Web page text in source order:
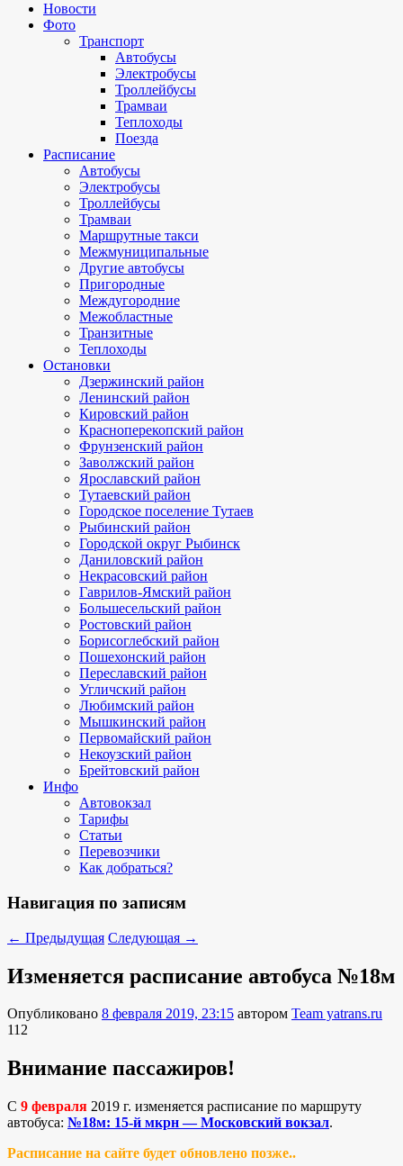
Новости
Фото
Транспорт
Автобусы
Электробусы
Троллейбусы
Трамваи
Теплоходы
Поезда
Расписание
Автобусы
Электробусы
Троллейбусы
Трамваи
Маршрутные такси
Межмуниципальные
Другие автобусы
Пригородные
Междугородние
Межобластные
Транзитные
Теплоходы
Остановки
Дзержинский район
Ленинский район
Кировский район
Красноперекопский район
Фрунзенский район
Заволжский район
Ярославский район
Тутаевский район
Городское поселение Тутаев
Рыбинский район
Городской округ Рыбинск
Даниловский район
Некрасовский район
Гаврилов-Ямский район
Большесельский район
Ростовский район
Борисоглебский район
Пошехонский район
Переславский район
Угличский район
Любимский район
Мышкинский район
Первомайский район
Некоузский район
Брейтовский район
Инфо
Автовокзал
Тарифы
Статьи
Перевозчики
Как добраться?
Навигация по записям
← Предыдущая Следующая →
Изменяется расписание автобуса №18м
Опубликовано 8 февраля 2019, 23:15 автором Team yatrans.ru
112
Внимание пассажиров!
С 9 февраля 2019 г. изменяется расписание по маршруту
автобуса: №18м: 15-й мкрн — Московский вокзал.
Расписание на сайте будет обновлено позже..